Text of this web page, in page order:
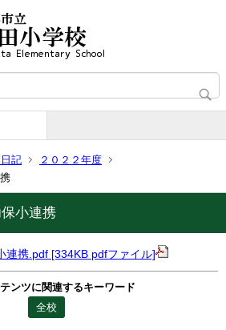
記
２０２２年度
小連携
連携.pdf [334KB pdfファイル]
ンツに関連するキーワード
全校